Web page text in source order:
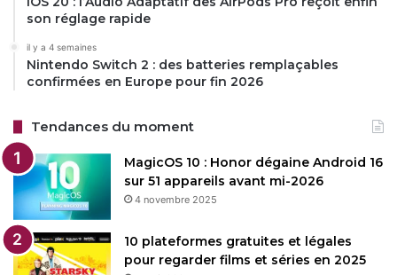
son réglage rapide
il y a 4 semaines
Nintendo Switch 2 : des batteries remplaçables
confirmées en Europe pour fin 2026
Tendances du moment
MagicOS 10 : Honor dégaine Android 16
sur 51 appareils avant mi-2026
4 novembre 2025
10 plateformes gratuites et légales
pour regarder films et séries en 2025